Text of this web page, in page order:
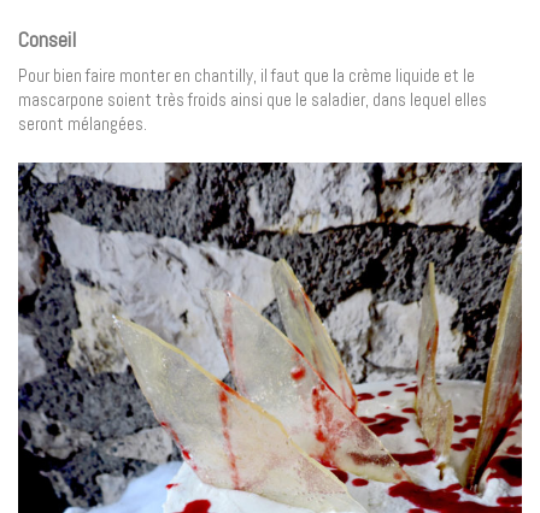
Conseil
Pour bien faire monter en chantilly, il faut que la crème liquide et le
mascarpone soient très froids ainsi que le saladier, dans lequel elles
seront mélangées.